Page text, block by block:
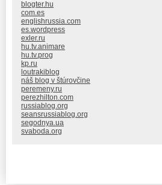
blogter.hu
com.es
englishrussia.com
es.wordpress
exler.ru
hu.tv.animare
hu.tv.prog
kp.ru
loutrakiblog
náš blog v štúrovčine
peremeny.ru
perezhilton.com
russiablog.org
seansrussiablog.org
segodnya.ua
svaboda.org